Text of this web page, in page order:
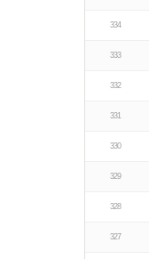
334
333
332
331
330
329
328
327